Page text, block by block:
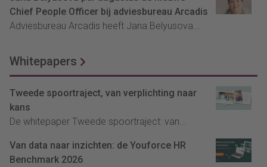
Chief People Officer bij adviesbureau Arcadis
Adviesbureau Arcadis heeft Jana Belyusova...
Whitepapers
Tweede spoortraject, van verplichting naar
kans
De whitepaper Tweede spoortraject: van...
Van data naar inzichten: de Youforce HR
Benchmark 2026